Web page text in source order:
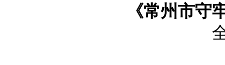
《常州市守